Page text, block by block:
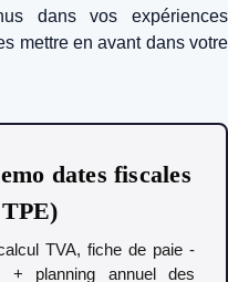
dans vos expériences
mettre en avant dans votre
dates fiscales
TVA, fiche de paie -
planning annuel des